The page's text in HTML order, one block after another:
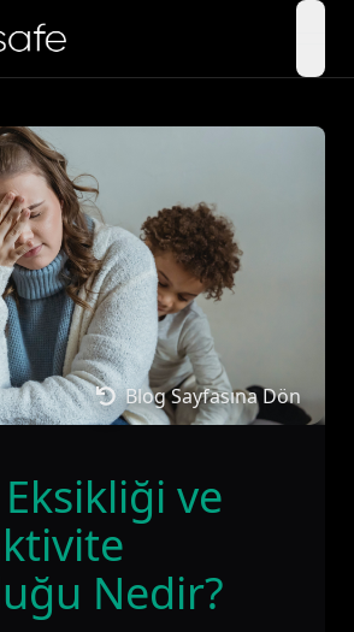
Blog Sayfasına Dön
ve
Nedir?